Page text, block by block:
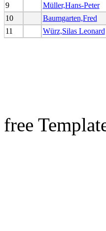
9
Müller,Hans-Peter
10
Baumgarten,Fred
11
Würz,Silas Leonard
free